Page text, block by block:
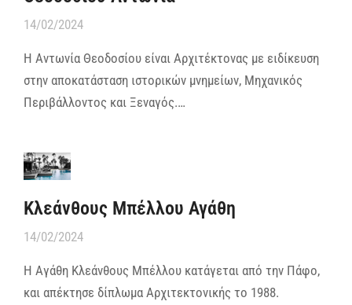
14/02/2024
Η Αντωνία Θεοδοσίου είναι Αρχιτέκτονας με ειδίκευση
στην αποκατάσταση ιστορικών μνημείων, Μηχανικός
Περιβάλλοντος και Ξεναγός.…
Κλεάνθους Μπέλλου Αγάθη
14/02/2024
Η Αγάθη Κλεάνθους Μπέλλου κατάγεται από την Πάφο,
και απέκτησε δίπλωμα Αρχιτεκτονικής το 1988.